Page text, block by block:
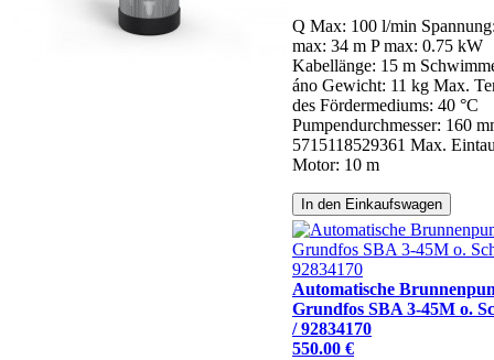
Q Max: 100 l/min
max: 34 m P max: 0.75 kW
Kabellänge: 15 m
áno Gewicht: 11 kg Max.
des Fördermediums: 40 °C
Pumpendurchmesser: 160
5715118529361 Max.
Motor: 10 m
In den Einkaufswagen
Automatische
Grundfos SBA 3-45M o.
/ 92834170
550.00 €